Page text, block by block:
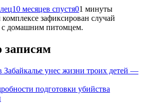
10 месяцев спустя01 минуты
зафиксирован случай
с домашним питомцем.
записям
Забайкалье унес жизни троих детей —
подготовки убийства